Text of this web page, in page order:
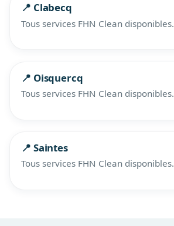
📍 Clabecq
Tous services FHN Clean disponibles.
📍 Oisquercq
Tous services FHN Clean disponibles.
📍 Saintes
Tous services FHN Clean disponibles.